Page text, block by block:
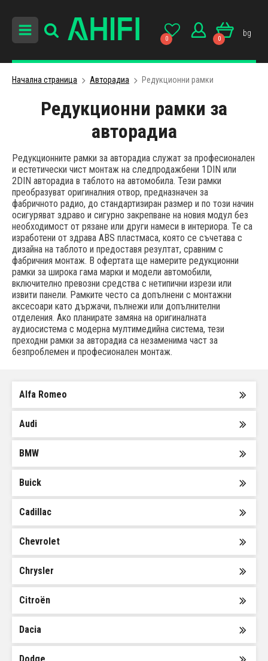
0 0
bg
Начална страница Авторадиa Редукционни рамки
Редукционни рамки за
авторадиа
Редукционните рамки за авторадиа служат за професионален
и естетически чист монтаж на следпродажбени 1DIN или
2DIN авторадиа в таблото на автомобила. Тези рамки
преобразуват оригиналния отвор, предназначен за
фабричното радио, до стандартизиран размер и по този начин
осигуряват здраво и сигурно закрепване на новия модул без
необходимост от рязане или други намеси в интериора. Те са
изработени от здрава ABS пластмаса, която се съчетава с
дизайна на таблото и предоставя резултат, сравним с
фабричния монтаж. В офертата ще намерите редукционни
рамки за широка гама марки и модели автомобили,
включително превозни средства с нетипични изрези или
извити панели. Рамките често са допълнени с монтажни
аксесоари като държачи, пълнежи или допълнителни
отделения. Ако планирате замяна на оригиналната
аудиосистема с модерна мултимедийна система, тези
преходни рамки за авторадиа са незаменима част за
безпроблемен и професионален монтаж.
Alfa Romeo
Audi
BMW
Buick
Cadillac
Chevrolet
Chrysler
Citroën
Dacia